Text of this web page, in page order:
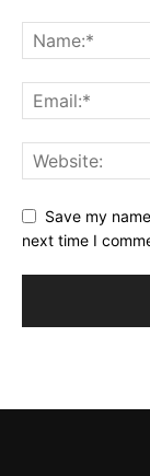
Save my
next time I